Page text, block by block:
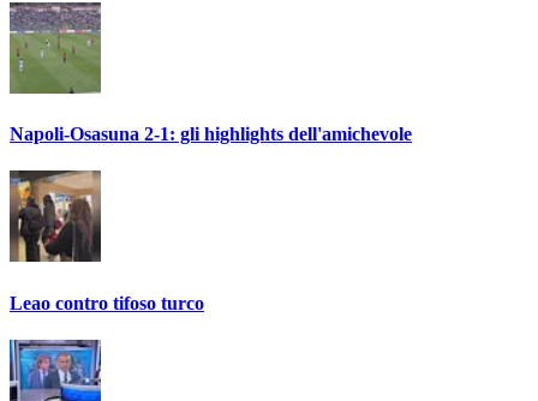
Napoli-Osasuna 2-1: gli highlights dell'amichevole
Leao contro tifoso turco